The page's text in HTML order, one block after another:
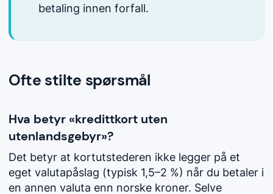
betaling innen forfall.
Ofte stilte spørsmål
Hva betyr «kredittkort uten
utenlandsgebyr»?
Det betyr at kortutstederen ikke legger på et
eget valutapåslag (typisk 1,5–2 %) når du betaler i
en annen valuta enn norske kroner. Selve